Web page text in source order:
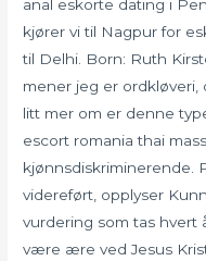
anal eskorte dating i
kjører vi til Nagpur for
til Delhi. Born: Ruth
mener jeg er
litt mer om er denne
escort romania thai
kjønnsdiskriminerende.
videreført, opplyser
vurdering som tas hvert
være ære ved Jesus